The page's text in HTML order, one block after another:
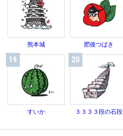
熊本城 肥後つばき
19
すいか
20
３３３３段の石段